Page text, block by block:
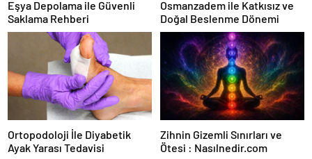
Eşya Depolama ile Güvenli
Saklama Rehberi
Osmanzadem ile Katkısız ve
Doğal Beslenme Dönemi
Ortopodoloji İle Diyabetik
Ayak Yarası Tedavisi
Zihnin Gizemli Sınırları ve
Ötesi : Nasılnedir.com